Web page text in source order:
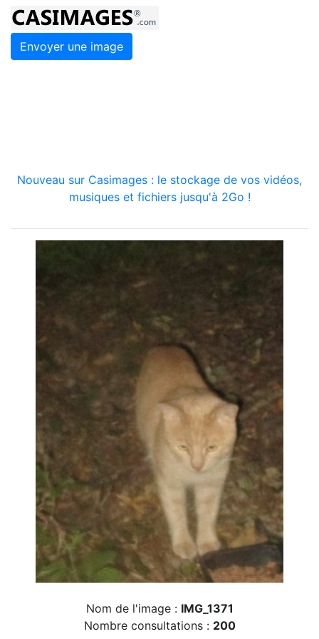
Envoyer une image
Nouveau sur Casimages : le stockage de vos vidéos,
musiques et fichiers jusqu'à 2Go !
Nom de l'image : IMG_1371
Nombre consultations : 200